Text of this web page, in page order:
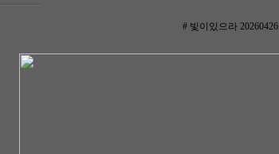
# 빛이있으라 20260426